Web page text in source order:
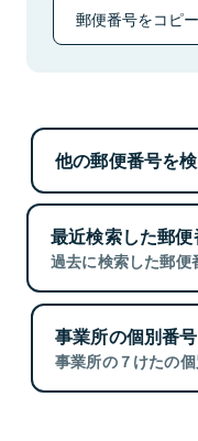
郵便番号をコピ
他の郵便番号を
最近検索した郵便
過去に検索した郵便
事業所の個別番
事業所の７けたの